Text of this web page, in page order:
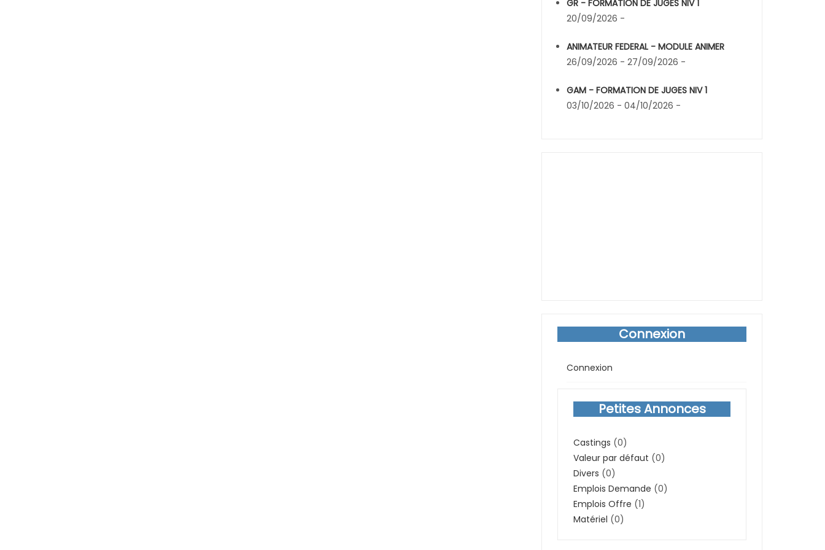
GR - FORMATION DE JUGES NIV 1
20/09/2026 -
ANIMATEUR FEDERAL - MODULE ANIMER
26/09/2026 - 27/09/2026 -
GAM - FORMATION DE JUGES NIV 1
03/10/2026 - 04/10/2026 -
Connexion
Connexion
Petites Annonces
Castings (0)
Valeur par défaut (0)
Divers (0)
Emplois Demande (0)
Emplois Offre (1)
Matériel (0)